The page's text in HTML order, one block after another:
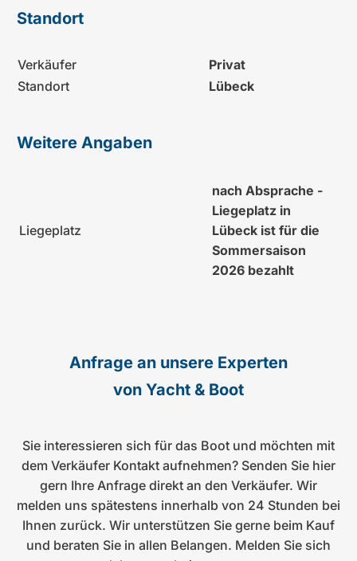
Standort
Verkäufer
Privat
Standort
Lübeck
Weitere Angaben
Liegeplatz
nach Absprache -
Liegeplatz in
Lübeck ist für die
Sommersaison
2026 bezahlt
Anfrage an unsere Experten
von Yacht & Boot
Sie interessieren sich für das Boot und möchten mit
dem Verkäufer Kontakt aufnehmen? Senden Sie hier
gern Ihre Anfrage direkt an den Verkäufer. Wir
melden uns spätestens innerhalb von 24 Stunden bei
Ihnen zurück. Wir unterstützen Sie gerne beim Kauf
und beraten Sie in allen Belangen. Melden Sie sich